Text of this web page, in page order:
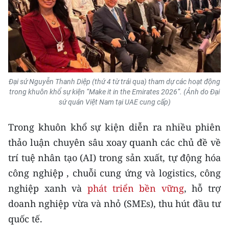
CHUYÊN ĐỀ
CÁC CHUYÊN TRANG
VỀ BÁO NHÂN DÂN
THỜI NAY
NHÂN DÂN HẰNG THÁNG
MUA BÁO
ĐỌC BÁO IN
ENGLISH
Đại sứ Nguyễn Thanh Diệp (thứ 4 từ trái qua) tham dự các hoạt động
trong khuôn khổ sự kiện “Make it in the Emirates 2026”. (Ảnh do Đại
sứ quán Việt Nam tại UAE cung cấp)
Trong khuôn khổ sự kiện diễn ra nhiều phiên
thảo luận chuyên sâu xoay quanh các chủ đề về
trí tuệ nhân tạo (AI) trong sản xuất, tự động hóa
công nghiệp , chuỗi cung ứng và logistics, công
nghiệp xanh và phát triển bền vững, hỗ trợ
doanh nghiệp vừa và nhỏ (SMEs), thu hút đầu tư
quốc tế.